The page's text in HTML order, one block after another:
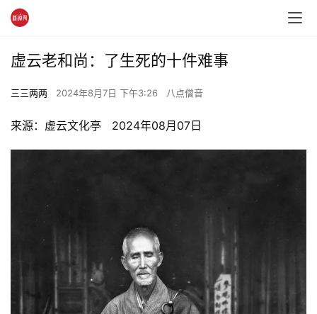
虚云老和尚：了生死的十件难事
三三两两 2024年8月7日 下午3:26 八点僧音
来源：虚云文化亭   2024年08月07日